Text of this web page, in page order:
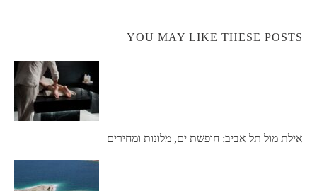
YOU MAY LIKE THESE POSTS
אילת מול תל אביב: חופשת ים, מלונות ומחירים